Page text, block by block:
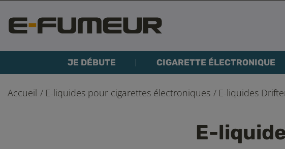
JE DÉBUTE CIGARETTE ÉLECTRONIQUE
Accueil E-liquides pour cigarettes électroniques E-liquides
E-